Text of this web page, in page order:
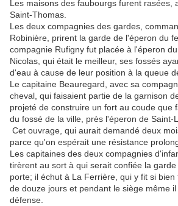
Les maisons des faubourgs furent rasées,
Saint-Thomas.
Les deux compagnies des gardes,
Robinière, prirent la garde de l'éperon du
compagnie Rufigny fut placée à l'éperon
Nicolas, qui était le meilleur, ses fossés
d'eau à cause de leur position à la queue
Le capitaine Beauregard, avec sa
cheval, qui faisaient partie de la garnison
projeté de construire un fort au coude que
du fossé de la ville, près l'éperon de Saint-
Cet ouvrage, qui aurait demandé deux
parce qu'on espérait une résistance
Les capitaines des deux compagnies
tirèrent au sort à qui serait confiée la
porte; il échut à La Ferrière, qui y fit si
de douze jours et pendant le siège même
défense.